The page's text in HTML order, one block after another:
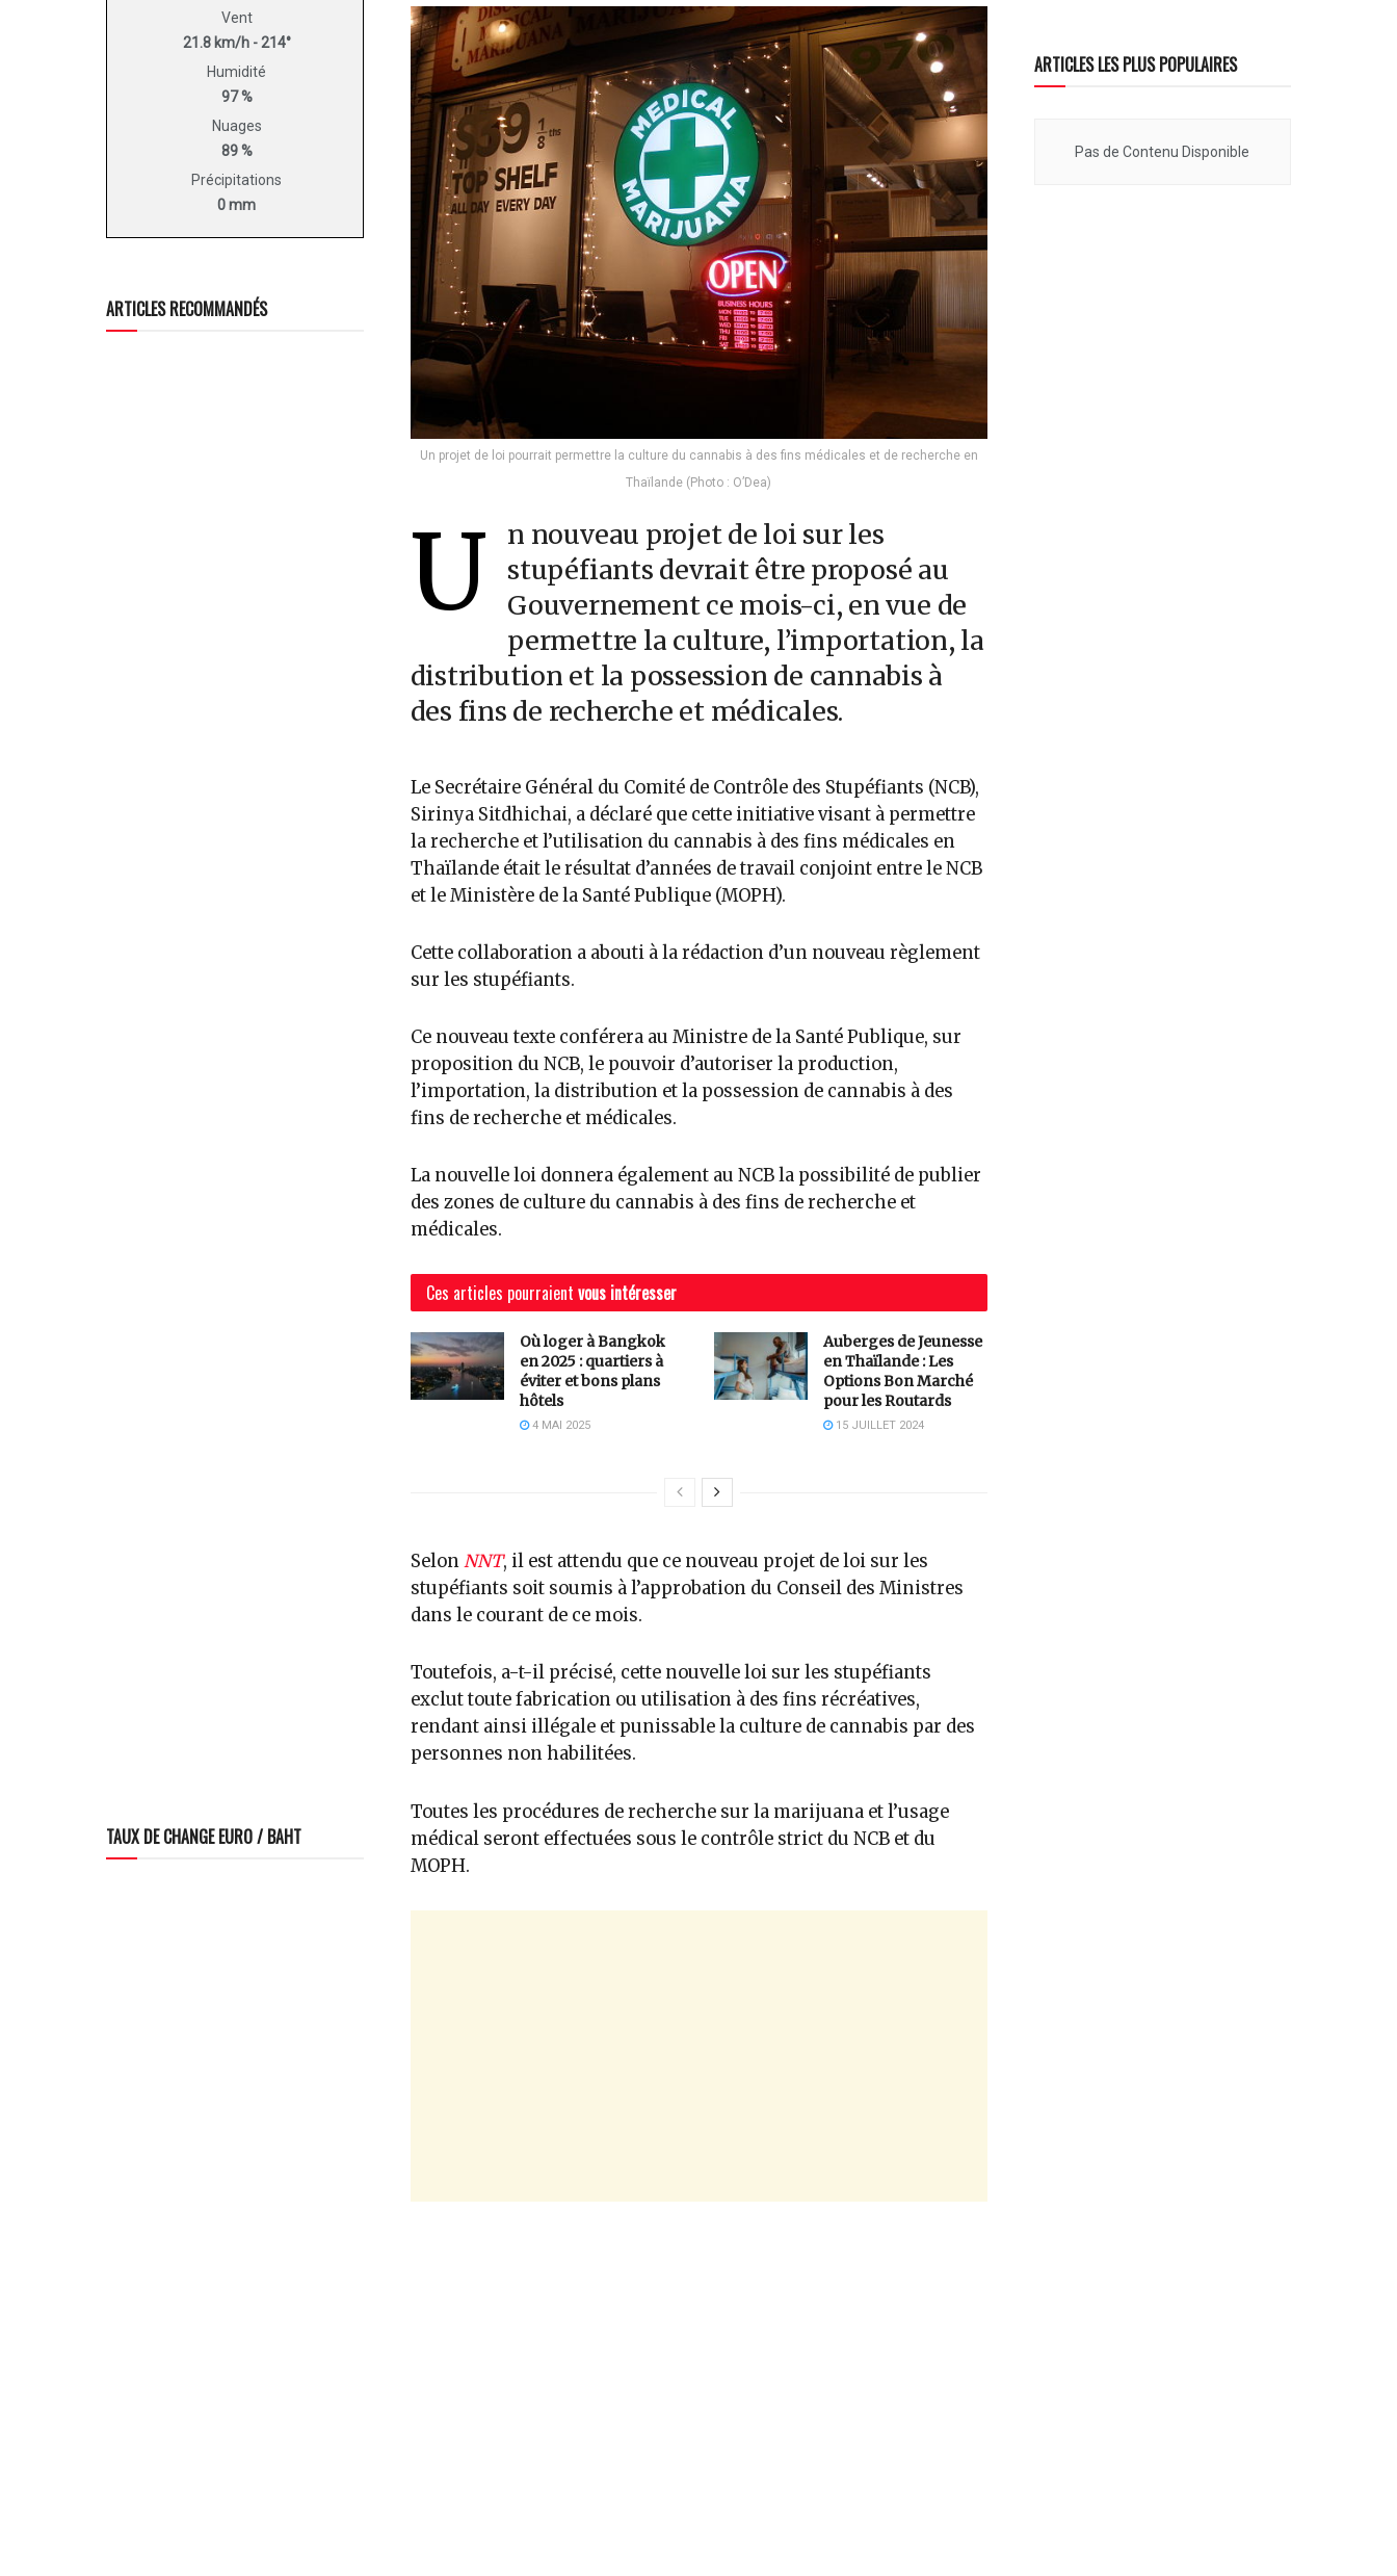
Un projet de loi pourrait permettre la culture du cannabis à des fins médicales et de recherche en
Thaïlande (Photo : O’Dea)
U
n nouveau projet de loi sur les
stupéfiants devrait être proposé au
Gouvernement ce mois-ci, en vue de
permettre la culture, l’importation, la
distribution et la possession de cannabis à
des fins de recherche et médicales.
Le Secrétaire Général du Comité de Contrôle des Stupéfiants (NCB),
Sirinya Sitdhichai, a déclaré que cette initiative visant à permettre
la recherche et l’utilisation du cannabis à des fins médicales en
Thaïlande était le résultat d’années de travail conjoint entre le NCB
et le Ministère de la Santé Publique (MOPH).
Cette collaboration a abouti à la rédaction d’un nouveau règlement
sur les stupéfiants.
Ce nouveau texte conférera au Ministre de la Santé Publique, sur
proposition du NCB, le pouvoir d’autoriser la production,
l’importation, la distribution et la possession de cannabis à des
fins de recherche et médicales.
La nouvelle loi donnera également au NCB la possibilité de publier
des zones de culture du cannabis à des fins de recherche et
médicales.
Ces articles pourraient vous intéresser
Où loger à Bangkok
en 2025 : quartiers à
éviter et bons plans
hôtels
4 MAI 2025
Auberges de Jeunesse
en Thaïlande : Les
Options Bon Marché
pour les Routards
15 JUILLET 2024
SelonNNT, il est attendu que ce nouveau projet de loi sur les
stupéfiants soit soumis à l’approbation du Conseil des Ministres
dans le courant de ce mois.
Toutefois, a-t-il précisé, cette nouvelle loi sur les stupéfiants
exclut toute fabrication ou utilisation à des fins récréatives,
rendant ainsi illégale et punissable la culture de cannabis par des
personnes non habilitées.
Toutes les procédures de recherche sur la marijuana et l’usage
médical seront effectuées sous le contrôle strict du NCB et du
MOPH.
Vent
21.8 km/h - 214°
Humidité
97 %
Nuages
89 %
Précipitations
0 mm
ARTICLES RECOMMANDÉS
TAUX DE CHANGE EURO / BAHT
ARTICLES LES PLUS POPULAIRES
Pas de Contenu Disponible